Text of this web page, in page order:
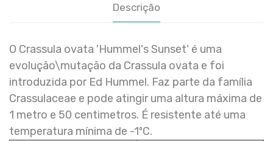
Descrição
O Crassula ovata 'Hummel's Sunset' é uma
evolução\mutação da Crassula ovata e foi
introduzida por Ed Hummel. Faz parte da família
Crassulaceae e pode atingir uma altura máxima de
1 metro e 50 centimetros. É resistente até uma
temperatura mínima de -1ºC.